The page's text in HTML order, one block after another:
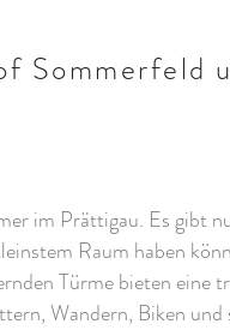
Sommerfeld
im Prättigau. Es gibt
Raum haben
Türme bieten eine
Wandern, Biken